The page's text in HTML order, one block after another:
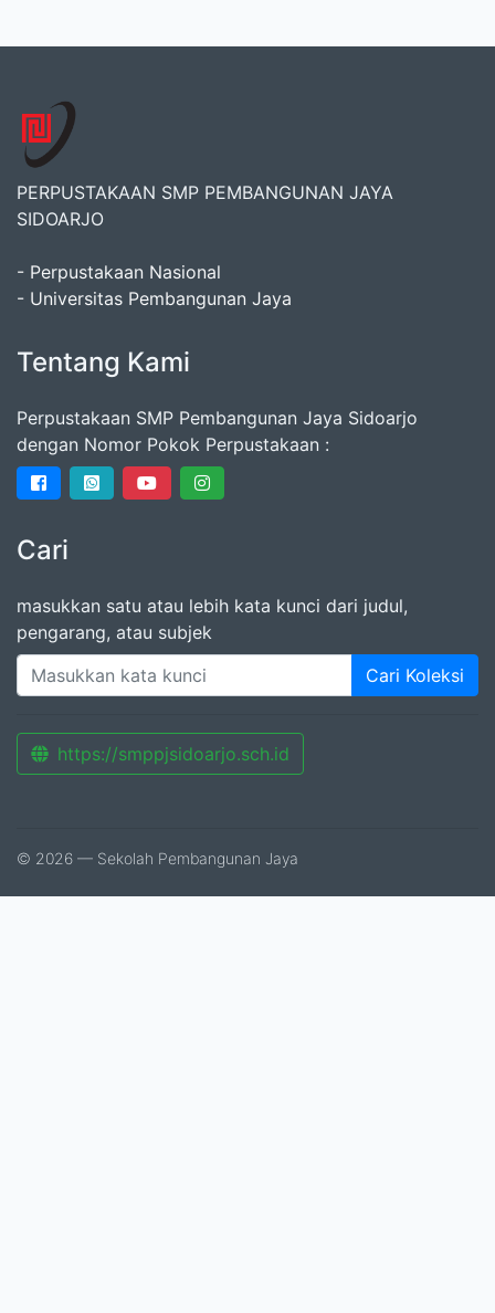
PERPUSTAKAAN SMP PEMBANGUNAN JAYA
SIDOARJO
- Perpustakaan Nasional
- Universitas Pembangunan Jaya
Tentang Kami
Perpustakaan SMP Pembangunan Jaya Sidoarjo
dengan Nomor Pokok Perpustakaan :
Cari
masukkan satu atau lebih kata kunci dari judul,
pengarang, atau subjek
Cari Koleksi
https://smppjsidoarjo.sch.id
© 2026 — Sekolah Pembangunan Jaya